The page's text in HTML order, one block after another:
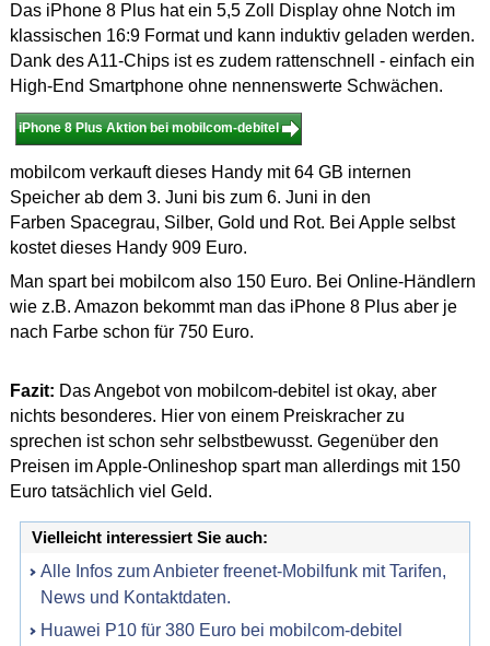
Das iPhone 8 Plus hat ein 5,5 Zoll Display ohne Notch im
klassischen 16:9 Format und kann induktiv geladen werden.
Dank des A11-Chips ist es zudem rattenschnell - einfach ein
High-End Smartphone ohne nennenswerte Schwächen.
iPhone 8 Plus Aktion bei mobilcom-debitel
mobilcom verkauft dieses Handy mit 64 GB internen
Speicher ab dem 3. Juni bis zum 6. Juni in den
Farben Spacegrau, Silber, Gold und Rot. Bei Apple selbst
kostet dieses Handy 909 Euro.
Man spart bei mobilcom also 150 Euro. Bei Online-Händlern
wie z.B. Amazon bekommt man das iPhone 8 Plus aber je
nach Farbe schon für 750 Euro.
Fazit: Das Angebot von mobilcom-debitel ist okay, aber
nichts besonderes. Hier von einem Preiskracher zu
sprechen ist schon sehr selbstbewusst. Gegenüber den
Preisen im Apple-Onlineshop spart man allerdings mit 150
Euro tatsächlich viel Geld.
Vielleicht interessiert Sie auch:
Alle Infos zum Anbieter freenet-Mobilfunk mit Tarifen,
News und Kontaktdaten.
Huawei P10 für 380 Euro bei mobilcom-debitel